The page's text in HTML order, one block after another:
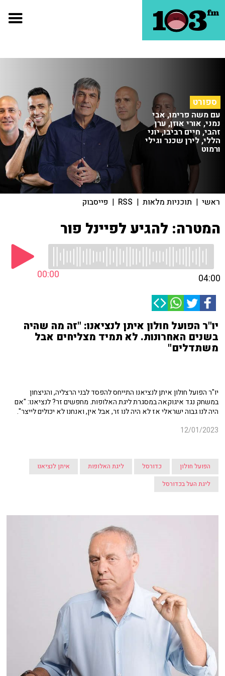
ספורט
עם משה פרימו, אבי
נמני, אורי אוזן, ערן
זהבי, חיים רביבו, יוני
הללי, לירן שכנר וגילי
ורמוט
ראשי | תוכניות מלאות |
RSS
| פייסבוק
המטרה: להגיע לפיינל פור
00:00 04:00
יו"ר הפועל חולון איתן לנציאנו: "זה מה שהיה
בשנים האחרונות. לא תמיד מצליחים אבל
משתדלים"
יו"ר הפועל חולון איתן לנציאנו התייחס להפסד לבני הרצליה, והניצחון
במשחק נגד איגוקאה במסגרת ליגת האלופות. מחפשים זר? לנציאנו: "אם
היה לנו גבוה ישראלי אז לא היה לנו זר, אבל אין, ואנחנו לא יכולים לייצר".
12/01/2023
הפועל חולון כדורסל ליגת האלופות
איתן לנציאנו
ליגת העל בכדורסל